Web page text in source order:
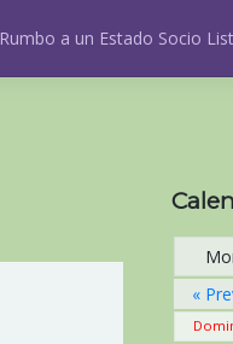
Rumbo a un Estado Socio
«